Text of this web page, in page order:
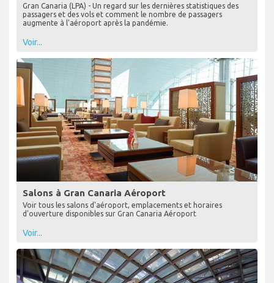
Gran Canaria (LPA) - Un regard sur les dernières statistiques des
passagers et des vols et comment le nombre de passagers
augmente à l'aéroport après la pandémie.
Voir...
Salons à Gran Canaria Aéroport
Voir tous les salons d'aéroport, emplacements et horaires
d'ouverture disponibles sur Gran Canaria Aéroport
Voir...